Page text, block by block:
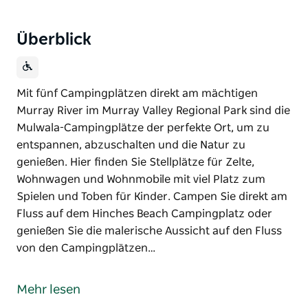
Überblick
Mit fünf Campingplätzen direkt am mächtigen
Murray River im Murray Valley Regional Park sind die
Mulwala-Campingplätze der perfekte Ort, um zu
entspannen, abzuschalten und die Natur zu
genießen. Hier finden Sie Stellplätze für Zelte,
Wohnwagen und Wohnmobile mit viel Platz zum
Spielen und Toben für Kinder. Campen Sie direkt am
Fluss auf dem Hinches Beach Campingplatz oder
genießen Sie die malerische Aussicht auf den Fluss
von den Campingplätzen…
Murray River im Murray Valley Regional Park sind die
Mehr lesen